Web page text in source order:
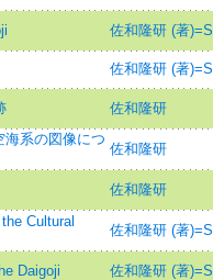
佐和隆研 (著
佐和隆研 (著
佐和隆研
系の図像につ
佐和隆研
佐和隆研
Cultural
佐和隆研 (著
Daigoji 佐和隆研 (著